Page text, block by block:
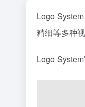
Logo
精细等多种
Logo